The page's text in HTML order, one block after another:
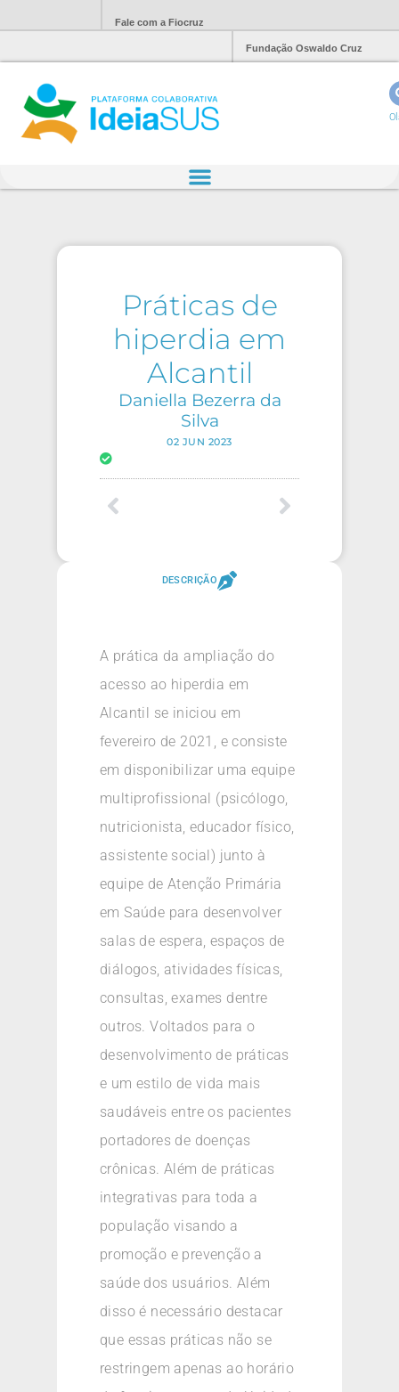
Fale com a Fiocruz
Fundação Oswaldo Cruz
Práticas de
hiperdia em
Alcantil
Daniella Bezerra da
Silva
02 JUN 2023
DESCRIÇÃO
A prática da ampliação do
acesso ao hiperdia em
Alcantil se iniciou em
fevereiro de 2021, e consiste
em disponibilizar uma equipe
multiprofissional (psicólogo,
nutricionista, educador físico,
assistente social) junto à
equipe de Atenção Primária
em Saúde para desenvolver
salas de espera, espaços de
diálogos, atividades físicas,
consultas, exames dentre
outros. Voltados para o
desenvolvimento de práticas
e um estilo de vida mais
saudáveis entre os pacientes
portadores de doenças
crônicas. Além de práticas
integrativas para toda a
população visando a
promoção e prevenção a
saúde dos usuários. Além
disso é necessário destacar
que essas práticas não se
restringem apenas ao horário